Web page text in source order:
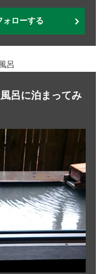
ォローする
呂
呂に泊まってみ